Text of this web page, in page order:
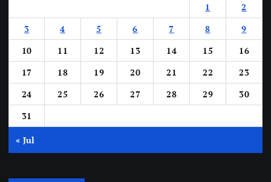
1
2
3
4 5 6 7 8
9
10
11 12 13 14 15
16
17
18 19 20 21 22
23
24
25 26 27 28 29
30
31
« Jul